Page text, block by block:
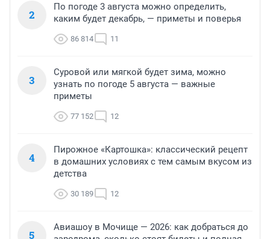
2
По погоде 3 августа можно определить,
каким будет декабрь, — приметы и поверья
86 814 11
3
Суровой или мягкой будет зима, можно
узнать по погоде 5 августа — важные
приметы
77 152 12
4
Пирожное «Картошка»: классический рецепт
в домашних условиях с тем самым вкусом из
детства
30 189 12
5
Авиашоу в Мочище — 2026: как добраться до